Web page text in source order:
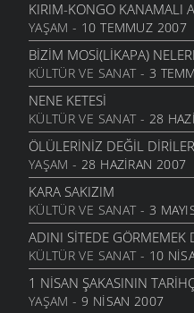
KIRIM-KONGO KANAMALI
YAŞAM - 10 TEMMUZ 2007
BIZIM MOSI(LIKAPA)
KÜLTÜR VE SANAT- 3
NENE KETESI
KÜLTÜR VE SANAT- 28
ÖLÜLERINIZ DEĞIL
YAŞAM - 28 HAZIRAN 2007
KARA SAKIZIM
KÜLTÜR VE SANAT- 3
ADINI SITEDE GÖRMEMEK
KÜLTÜR VE SANAT- 10
1 NISAN ŞAKASININ
YAŞAM - 9 NISAN 2007